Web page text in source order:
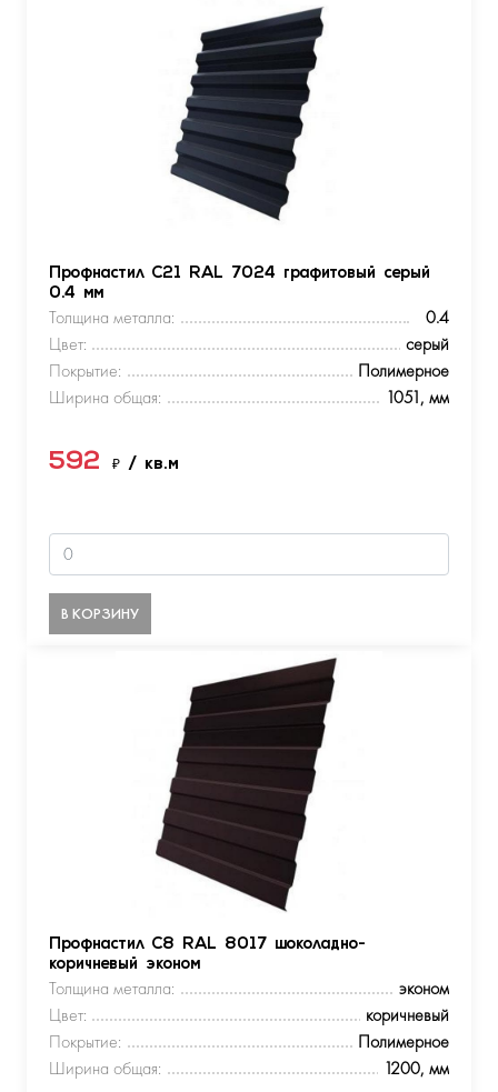
Профнастил С21 RAL 7024 графитовый серый
0.4 мм
Толщина металла:
0.4
Цвет:
серый
Покрытие:
Полимерное
Ширина общая:
1051, мм
592 ₽ / кв.м
В КОРЗИНУ
Профнастил С8 RAL 8017 шоколадно-
коричневый эконом
Толщина металла:
эконом
Цвет:
коричневый
Покрытие:
Полимерное
Ширина общая:
1200, мм